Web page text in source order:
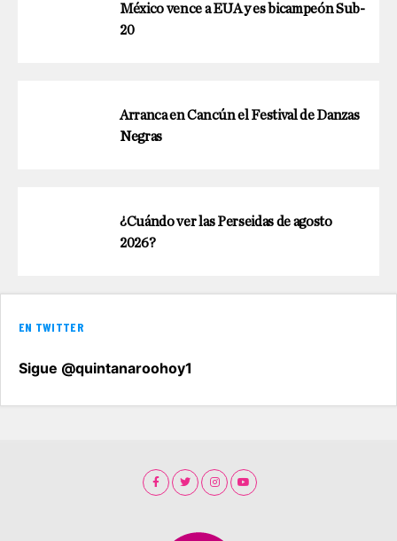
México vence a EUA y es bicampeón Sub-
20
Arranca en Cancún el Festival de Danzas
Negras
¿Cuándo ver las Perseidas de agosto
2026?
EN TWITTER
Sigue @quintanaroohoy1